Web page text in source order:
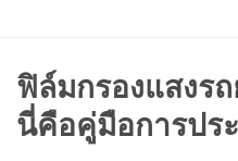
ฟิล์มกรองแสงร
นี่คือคู่มือการปร